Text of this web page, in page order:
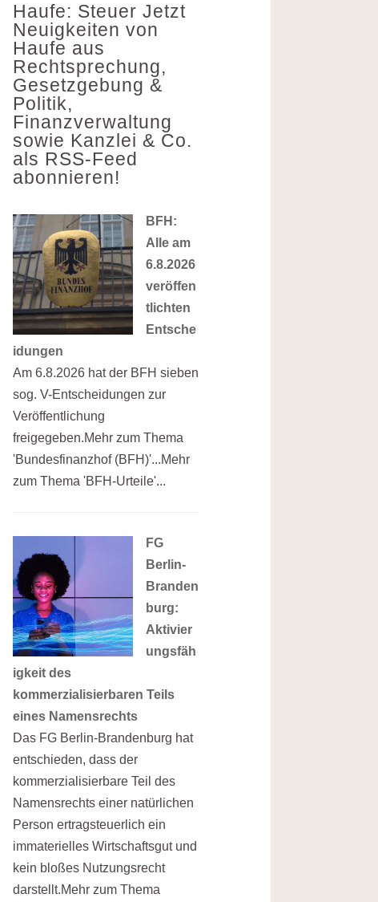
Haufe: Steuer Jetzt
Neuigkeiten von
Haufe aus
Rechtsprechung,
Gesetzgebung &
Politik,
Finanzverwaltung
sowie Kanzlei & Co.
als RSS-Feed
abonnieren!
BFH:
Alle am
6.8.2026
veröffen
tlichten
Entsche
idungen
Am 6.8.2026 hat der BFH sieben
sog. V-Entscheidungen zur
Veröffentlichung
freigegeben.Mehr zum Thema
'Bundesfinanzhof (BFH)'...Mehr
zum Thema 'BFH-Urteile'...
FG
Berlin-
Branden
burg:
Aktivier
ungsfäh
igkeit des
kommerzialisierbaren Teils
eines Namensrechts
Das FG Berlin-Brandenburg hat
entschieden, dass der
kommerzialisierbare Teil des
Namensrechts einer natürlichen
Person ertragsteuerlich ein
immaterielles Wirtschaftsgut und
kein bloßes Nutzungsrecht
darstellt.Mehr zum Thema